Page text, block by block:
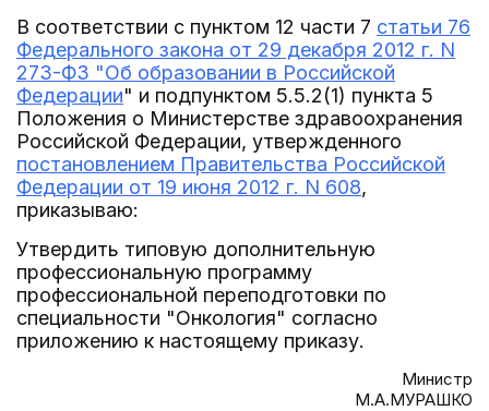
В соответствии с пунктом 12 части 7 статьи 76
Федерального закона от 29 декабря 2012 г. N
273-ФЗ "Об образовании в Российской
Федерации" и подпунктом 5.5.2(1) пункта 5
Положения о Министерстве здравоохранения
Российской Федерации, утвержденного
постановлением Правительства Российской
Федерации от 19 июня 2012 г. N 608,
приказываю:
Утвердить типовую дополнительную
профессиональную программу
профессиональной переподготовки по
специальности "Онкология" согласно
приложению к настоящему приказу.
Министр
М.А.МУРАШКО